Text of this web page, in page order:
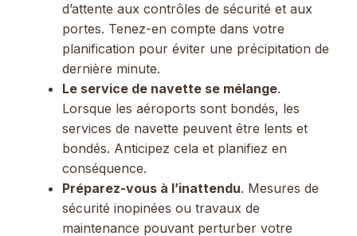
d’attente aux contrôles de sécurité et aux
portes. Tenez-en compte dans votre
planification pour éviter une précipitation de
dernière minute.
Le service de navette se mélange.
Lorsque les aéroports sont bondés, les
services de navette peuvent être lents et
bondés. Anticipez cela et planifiez en
conséquence.
Préparez-vous à l’inattendu. Mesures de
sécurité inopinées ou travaux de
maintenance pouvant perturber votre